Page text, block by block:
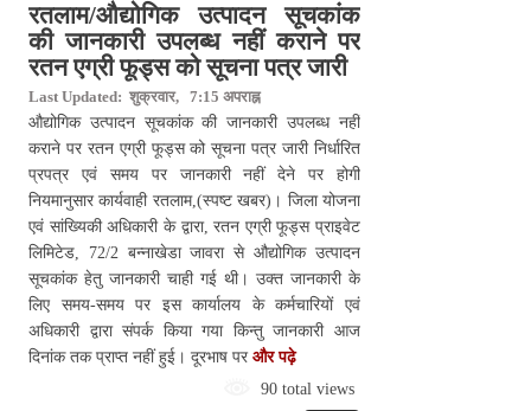
रतलाम/औद्योगिक उत्पादन सूचकांक
की जानकारी उपलब्ध नहीं कराने पर
रतन एग्री फूड्स को सूचना पत्र जारी
Last Updated: शुक्रवार, 7:15 अपराह्न
औद्योगिक उत्पादन सूचकांक की जानकारी उपलब्ध नहीं
कराने पर रतन एग्री फूड्स को सूचना पत्र जारी निर्धारित
प्रपत्र एवं समय पर जानकारी नहीं देने पर होगी
नियमानुसार कार्यवाही रतलाम,(स्पष्ट खबर)। जिला योजना
एवं सांख्यिकी अधिकारी के द्वारा, रतन एग्री फूड्स प्राइवेट
लिमिटेड, 72/2 बन्‍नाखेडा जावरा से औद्योगिक उत्पादन
सूचकांक हेतु जानकारी चाही गई थी। उक्त जानकारी के
लिए समय-समय पर इस कार्यालय के कर्मचारियों एवं
अधिकारी द्वारा संपर्क किया गया किन्तु जानकारी आज
दिनांक तक प्राप्त नहीं हुई। दूरभाष पर और पढ़े
90 total views